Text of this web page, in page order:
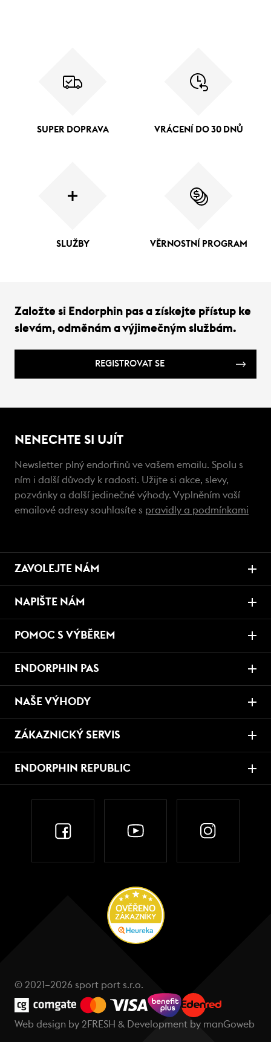
SUPER DOPRAVA VRÁCENÍ DO 30 DNŮ
SLUŽBY VĚRNOSTNÍ PROGRAM
Založte si Endorphin pas a získejte přístup ke
slevám, odměnám a výjimečným službám.
REGISTROVAT SE
NENECHTE SI UJÍT
Newsletter plný endorfinů ve vašem emailu. Spolu s
ním i další důvody k radosti. Užijte si akce, slevy,
pozvánky a další jedinečné výhody. Vyplněním vaší
emailové adresy souhlasíte s pravidly a podmínkami
ZAVOLEJTE NÁM
NAPIŠTE NÁM
POMOC S VÝBĚREM
ENDORPHIN PAS
NAŠE VÝHODY
ZÁKAZNICKÝ SERVIS
ENDORPHIN REPUBLIC
© 2021–2026 sport port s.r.o.
Web design by 2FRESH & Development by manGoweb